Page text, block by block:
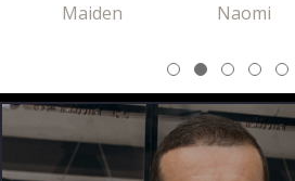
Square Square+